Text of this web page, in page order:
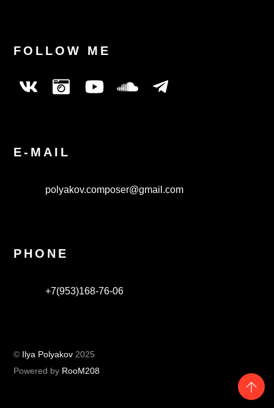
FOLLOW ME
E-MAIL
polyakov.composer@gmail.com
PHONE
+7(953)168-76-06
© Ilya Polyakov 2025
Powered by RooM208